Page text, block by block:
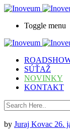
Toggle menu
SÚŤAŽ
NOVINKY
KONTAKT
by Juraj Kovac 26.